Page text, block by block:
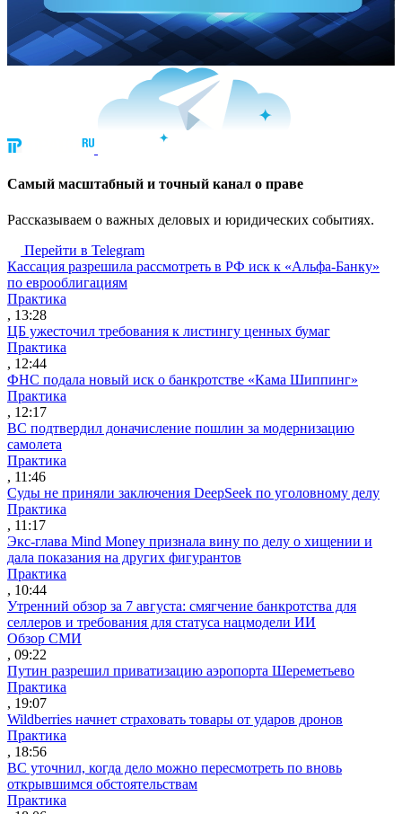
Cамый масштабный и точный канал о праве
Рассказываем о важных деловых и юридических событиях.
Перейти в Telegram
Кассация разрешила рассмотреть в РФ иск к «Альфа-Банку»
по еврооблигациям
Практика
, 13:28
ЦБ ужесточил требования к листингу ценных бумаг
Практика
, 12:44
ФНС подала новый иск о банкротстве «Кама Шиппинг»
Практика
, 12:17
ВС подтвердил доначисление пошлин за модернизацию
самолета
Практика
, 11:46
Суды не приняли заключения DeepSeek по уголовному делу
Практика
, 11:17
Экс-глава Mind Money признала вину по делу о хищении и
дала показания на других фигурантов
Практика
, 10:44
Утренний обзор за 7 августа: смягчение банкротства для
селлеров и требования для статуса нацмодели ИИ
Обзор СМИ
, 09:22
Путин разрешил приватизацию аэропорта Шереметьево
Практика
, 19:07
Wildberries начнет страховать товары от ударов дронов
Практика
, 18:56
ВС уточнил, когда дело можно пересмотреть по вновь
открывшимся обстоятельствам
Практика